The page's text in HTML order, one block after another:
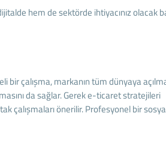
hem de sektörde ihtiyacınız olacak
bir çalışma, markanın tüm dünyaya
da sağlar. Gerek e-ticaret stratejileri
çalışmaları önerilir. Profesyonel bir